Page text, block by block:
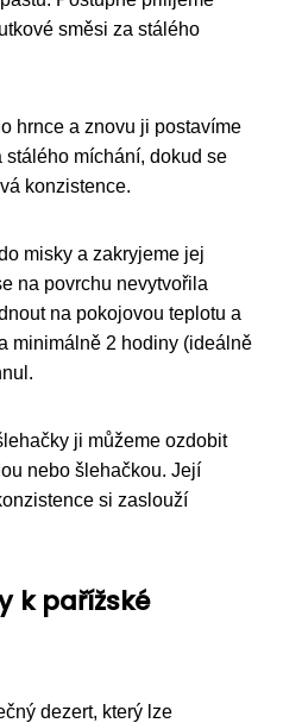
směsi za stálého
hrnce a znovu ji postavíme
stálého míchání, dokud se
konzistence.
misky a zakryjeme jej
na povrchu nevytvořila
na pokojovou teplotu a
minimálně 2 hodiny (ideálně
ji můžeme ozdobit
nebo šlehačkou. Její
si zaslouží
k pařížské
dezert, který lze